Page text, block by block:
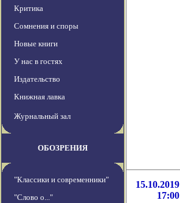
Критика
Сомнения и споры
Новые книги
У нас в гостях
Издательство
Книжная лавка
Журнальный зал
ОБОЗРЕНИЯ
"Классики и современники"
"Слово о..."
15.10.2019
17:00